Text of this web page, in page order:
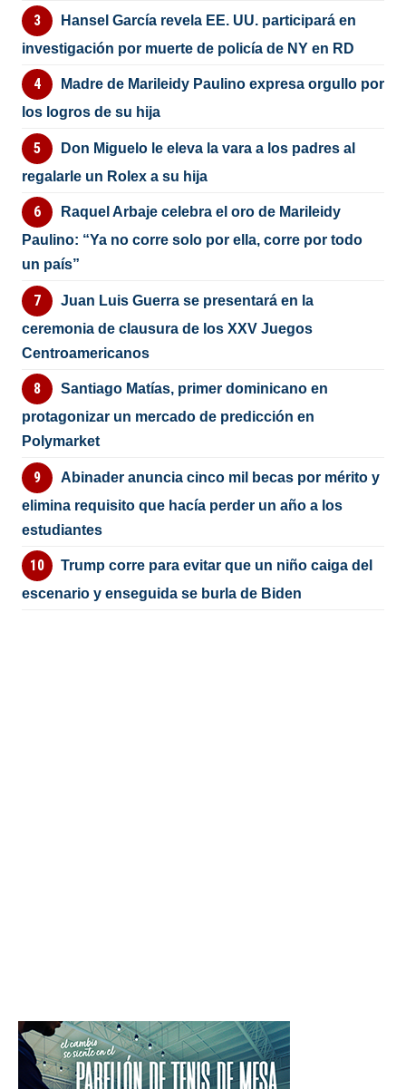
Hansel García revela EE. UU. participará en
investigación por muerte de policía de NY en RD
Madre de Marileidy Paulino expresa orgullo por
los logros de su hija
Don Miguelo le eleva la vara a los padres al
regalarle un Rolex a su hija
Raquel Arbaje celebra el oro de Marileidy
Paulino: “Ya no corre solo por ella, corre por todo
un país”
Juan Luis Guerra se presentará en la
ceremonia de clausura de los XXV Juegos
Centroamericanos
Santiago Matías, primer dominicano en
protagonizar un mercado de predicción en
Polymarket
Abinader anuncia cinco mil becas por mérito y
elimina requisito que hacía perder un año a los
estudiantes
Trump corre para evitar que un niño caiga del
escenario y enseguida se burla de Biden